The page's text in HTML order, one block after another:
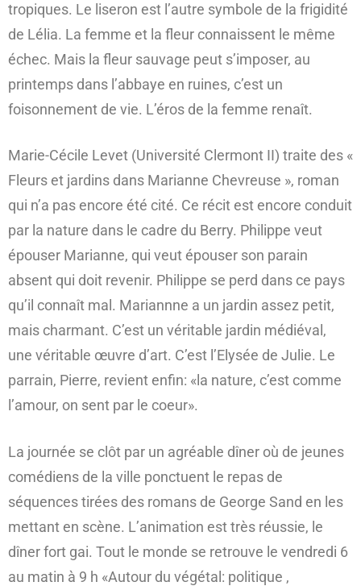
tropiques. Le liseron est l’autre symbole de la frigidité
de Lélia. La femme et la fleur connaissent le même
échec. Mais la fleur sauvage peut s’imposer, au
printemps dans l’abbaye en ruines, c’est un
foisonnement de vie. L’éros de la femme renaît.
Marie-Cécile Levet (Université Clermont II) traite des «
Fleurs et jardins dans Marianne Chevreuse », roman
qui n’a pas encore été cité. Ce récit est encore conduit
par la nature dans le cadre du Berry. Philippe veut
épouser Marianne, qui veut épouser son parain
absent qui doit revenir. Philippe se perd dans ce pays
qu’il connaît mal. Mariannne a un jardin assez petit,
mais charmant. C’est un véritable jardin médiéval,
une véritable œuvre d’art. C’est l’Elysée de Julie. Le
parrain, Pierre, revient enfin: «la nature, c’est comme
l’amour, on sent par le coeur».
La journée se clôt par un agréable dîner où de jeunes
comédiens de la ville ponctuent le repas de
séquences tirées des romans de George Sand en les
mettant en scène. L’animation est très réussie, le
dîner fort gai. Tout le monde se retrouve le vendredi 6
au matin à 9 h «Autour du végétal: politique ,